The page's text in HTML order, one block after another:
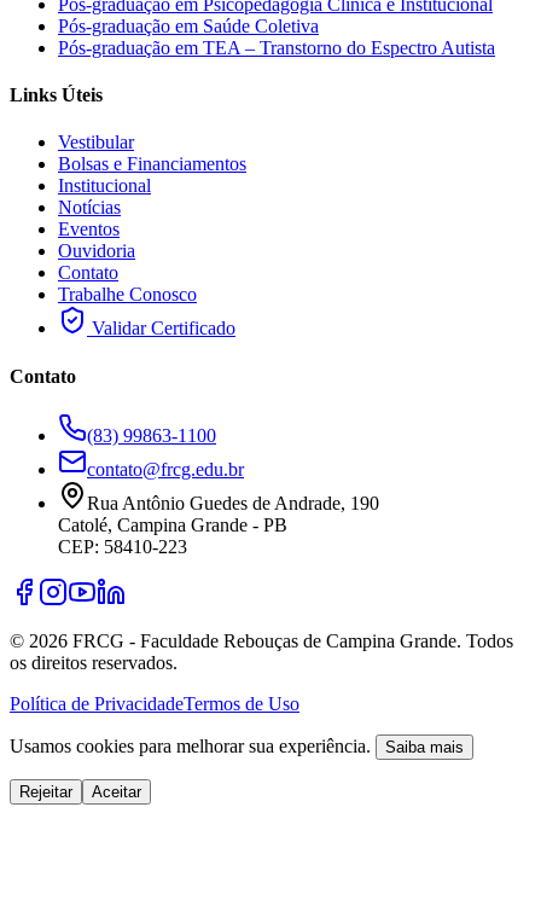
Pós-graduação em Psicopedagogia Clínica e Institucional
Pós-graduação em Saúde Coletiva
Pós-graduação em TEA – Transtorno do Espectro Autista
Links Úteis
Vestibular
Bolsas e Financiamentos
Institucional
Notícias
Eventos
Ouvidoria
Contato
Trabalhe Conosco
Validar Certificado
Contato
(83) 99863-1100
contato@frcg.edu.br
Rua Antônio Guedes de Andrade, 190
Catolé, Campina Grande - PB
CEP: 58410-223
© 2026 FRCG - Faculdade Rebouças de Campina Grande. Todos
os direitos reservados.
Política de PrivacidadeTermos de Uso
Usamos cookies para melhorar sua experiência. Saiba mais
Rejeitar Aceitar